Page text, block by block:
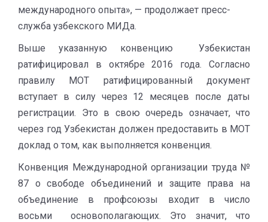
международного опыта», — продолжает пресс-
служба узбекского МИДа.
Выше указанную конвенцию Узбекистан
ратифицировал в октябре 2016 года. Согласно
правилу МОТ ратифицированный документ
вступает в силу через 12 месяцев после даты
регистрации. Это в свою очередь означает, что
через год Узбекистан должен предоставить в МОТ
доклад о том, как выполняется конвенция.
Конвенция Международной организации труда №
87 о свободе объединений и защите права на
объединение в профсоюзы входит в число
восьми основополагающих. Это значит, что